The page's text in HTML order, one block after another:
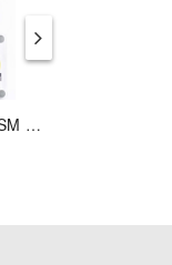
S32K344 BLDC/PMSM Development Kit